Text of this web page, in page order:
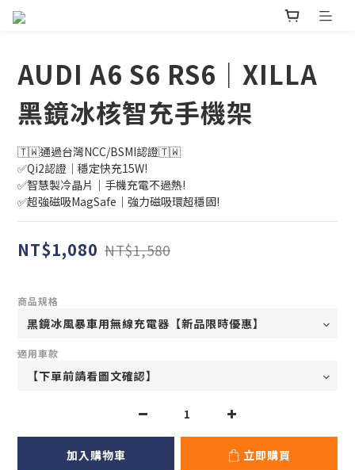
AUDI A6 S6 RS6｜XILLA
黑鏡冰核智充手機架
🇹🇼通過台灣NCC/BSMI認證🇹🇼
✅Qi2認證｜穩定快充15W!
✅智慧製冷晶片｜手機充電不過熱!
✅超強磁吸MagSafe｜強力磁吸環超穩固!
NT$1,080 NT$1,580
商品規格
適用車款
加入購物車 立即購買